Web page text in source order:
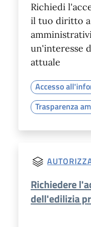
Richiedi
il tuo diritto
un'interesse
attuale
Accesso
Trasparenza
Richiedere
dell'edilizia